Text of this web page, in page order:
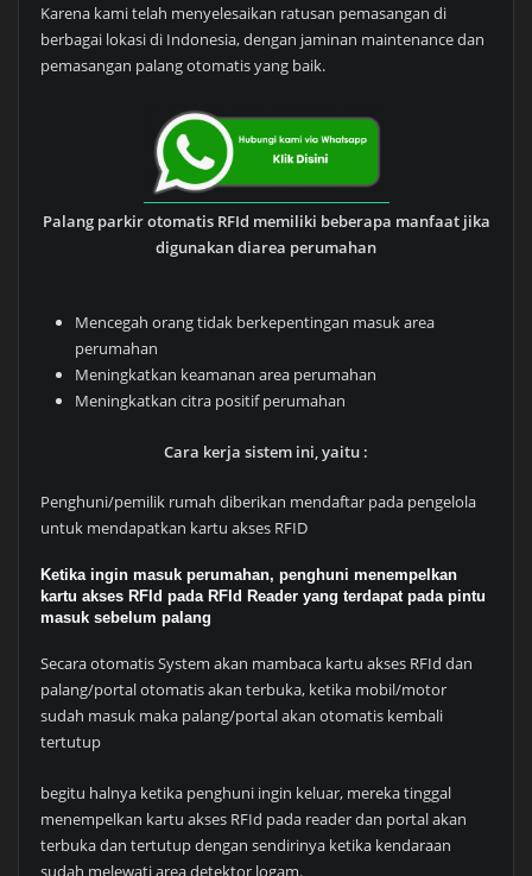
Karena kami telah menyelesaikan ratusan pemasangan di
berbagai lokasi di Indonesia, dengan jaminan maintenance dan
pemasangan palang otomatis yang baik.
Palang parkir otomatis RFId memiliki beberapa manfaat jika
digunakan diarea perumahan
Mencegah orang tidak berkepentingan masuk area
perumahan
Meningkatkan keamanan area perumahan
Meningkatkan citra positif perumahan
Cara kerja sistem ini, yaitu :
Penghuni/pemilik rumah diberikan mendaftar pada pengelola
untuk mendapatkan kartu akses RFID
Ketika ingin masuk perumahan, penghuni menempelkan
kartu akses RFId pada RFId Reader yang terdapat pada pintu
masuk sebelum palang
Secara otomatis System akan mambaca kartu akses RFId dan
palang/portal otomatis akan terbuka, ketika mobil/motor
sudah masuk maka palang/portal akan otomatis kembali
tertutup
begitu halnya ketika penghuni ingin keluar, mereka tinggal
menempelkan kartu akses RFId pada reader dan portal akan
terbuka dan tertutup dengan sendirinya ketika kendaraan
sudah melewati area detektor logam.